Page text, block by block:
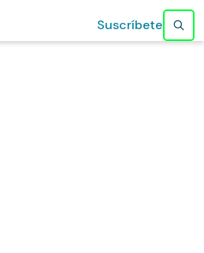
Suscríbete